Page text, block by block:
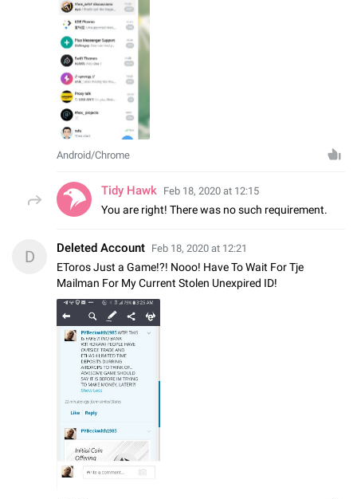
Android/Chrome
Tidy Hawk Feb 18, 2020 at 12:15
You are right! There was no such requirement.
D Deleted Account Feb 18, 2020 at 12:21
EToros Just a Game!?! Nooo! Have To Wait For Tje
Mailman For My Current Stolen Unexpired ID!